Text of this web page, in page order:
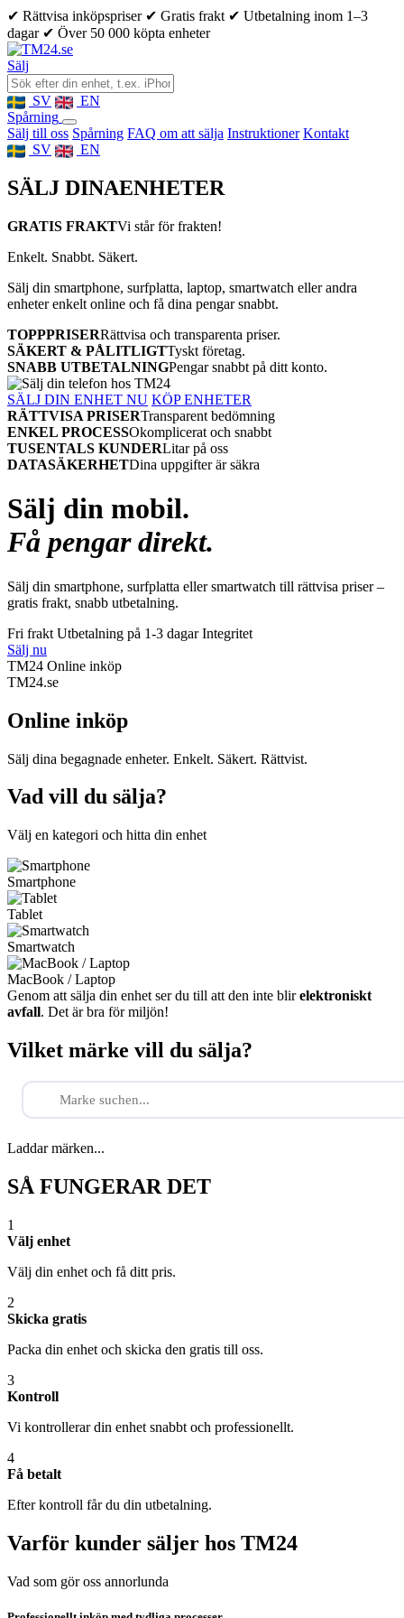
✔ Rättvisa inköpspriser ✔ Gratis frakt ✔ Utbetalning inom 1–3
dagar ✔ Över 50 000 köpta enheter
Sälj
SV
EN
Spårning
Sälj till oss Spårning FAQ om att sälja Instruktioner Kontakt
SV
EN
SÄLJ DINAENHETER
GRATIS FRAKTVi står för frakten!
Enkelt. Snabbt. Säkert.
Sälj din smartphone, surfplatta, laptop, smartwatch eller andra
enheter enkelt online och få dina pengar snabbt.
TOPPPRISERRättvisa och transparenta priser.
SÄKERT & PÅLITLIGTTyskt företag.
SNABB UTBETALNINGPengar snabbt på ditt konto.
SÄLJ DIN ENHET NU KÖP ENHETER
RÄTTVISA PRISERTransparent bedömning
ENKEL PROCESSOkomplicerat och snabbt
TUSENTALS KUNDERLitar på oss
DATASÄKERHETDina uppgifter är säkra
Sälj din mobil.
Få pengar direkt.
Sälj din smartphone, surfplatta eller smartwatch till rättvisa priser –
gratis frakt, snabb utbetalning.
Fri frakt Utbetalning på 1-3 dagar Integritet
Sälj nu
TM24 Online inköp
TM24.se
Online inköp
Sälj dina begagnade enheter. Enkelt. Säkert. Rättvist.
Vad vill du sälja?
Välj en kategori och hitta din enhet
Smartphone
Tablet
Smartwatch
MacBook / Laptop
Genom att sälja din enhet ser du till att den inte blirelektroniskt
avfall. Det är bra för miljön!
Vilket märke vill du sälja?
Laddar märken...
SÅ FUNGERAR DET
1
Välj enhet
Välj din enhet och få ditt pris.
2
Skicka gratis
Packa din enhet och skicka den gratis till oss.
3
Kontroll
Vi kontrollerar din enhet snabbt och professionellt.
4
Få betalt
Efter kontroll får du din utbetalning.
Varför kunder säljer hos TM24
Vad som gör oss annorlunda